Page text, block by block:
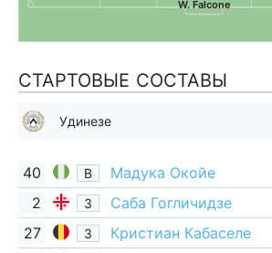
W. Falcone
СТАРТОВЫЕ СОСТАВЫ
Удинезе
40 В
Мадука Окойе
2
З
Саба Гогличидзе
27
З
Кристиан Кабаселе